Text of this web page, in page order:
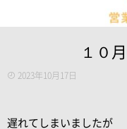
１０
2023年10月17日
遅れてしまいましたが